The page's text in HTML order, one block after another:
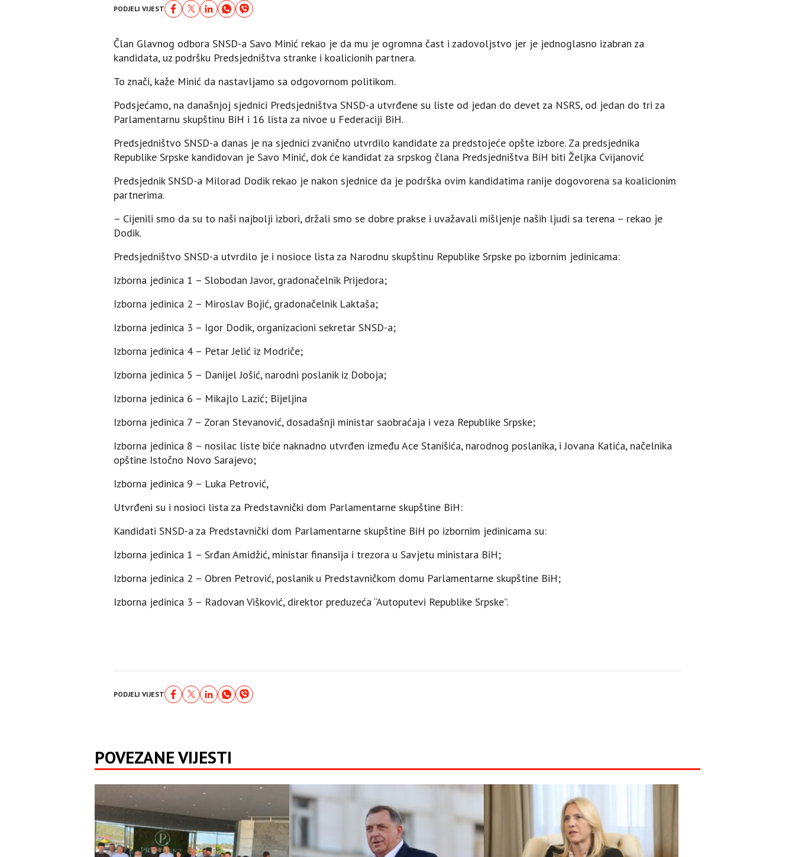
PODJELI VIJEST
Član Glavnog odbora SNSD-a Savo Minić rekao je da mu je ogromna čast i zadovoljstvo jer je jednoglasno izabran za
kandidata, uz podršku Predsjedništva stranke i koalicionih partnera.
To znači, kaže Minić da nastavljamo sa odgovornom politikom.
Podsjećamo, na današnjoj sjednici Predsjedništva SNSD-a utvrđene su liste od jedan do devet za NSRS, od jedan do tri za
Parlamentarnu skupštinu BiH i 16 lista za nivoe u Federaciji BiH.
Predsjedništvo SNSD-a danas je na sjednici zvanično utvrdilo kandidate za predstojeće opšte izbore. Za predsjednika
Republike Srpske kandidovan je Savo Minić, dok će kandidat za srpskog člana Predsjedništva BiH biti Željka Cvijanović
Predsjednik SNSD-a Milorad Dodik rekao je nakon sjednice da je podrška ovim kandidatima ranije dogovorena sa koalicionim
partnerima.
– Cijenili smo da su to naši najbolji izbori, držali smo se dobre prakse i uvažavali mišljenje naših ljudi sa terena – rekao je
Dodik.
Predsjedništvo SNSD-a utvrdilo je i nosioce lista za Narodnu skupštinu Republike Srpske po izbornim jedinicama:
Izborna jedinica 1 – Slobodan Јavor, gradonačelnik Prijedora;
Izborna jedinica 2 – Miroslav Bojić, gradonačelnik Laktaša;
Izborna jedinica 3 – Igor Dodik, organizacioni sekretar SNSD-a;
Izborna jedinica 4 – Petar Јelić iz Modriče;
Izborna jedinica 5 – Danijel Јošić, narodni poslanik iz Doboja;
Izborna jedinica 6 – Mikajlo Lazić; Bijeljina
Izborna jedinica 7 – Zoran Stevanović, dosadašnji ministar saobraćaja i veza Republike Srpske;
Izborna jedinica 8 – nosilac liste biće naknadno utvrđen između Ace Stanišića, narodnog poslanika, i Јovana Katića, načelnika
opštine Istočno Novo Sarajevo;
Izborna jedinica 9 – Luka Petrović,
Utvrđeni su i nosioci lista za Predstavnički dom Parlamentarne skupštine BiH:
Kandidati SNSD-a za Predstavnički dom Parlamentarne skupštine BiH po izbornim jedinicama su:
Izborna jedinica 1 – Srđan Amidžić, ministar finansija i trezora u Savjetu ministara BiH;
Izborna jedinica 2 – Obren Petrović, poslanik u Predstavničkom domu Parlamentarne skupštine BiH;
Izborna jedinica 3 – Radovan Višković, direktor preduzeća “Autoputevi Republike Srpske”.
PODJELI VIJEST
POVEZANE VIJESTI